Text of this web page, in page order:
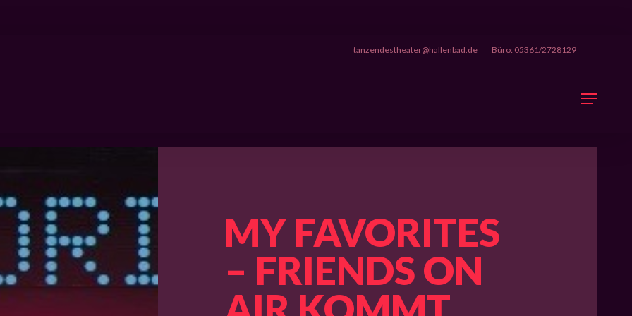
tanzendestheater@hallenbad.de Büro: 05361/2728129
Menu
MY FAVORITES
– FRIENDS ON